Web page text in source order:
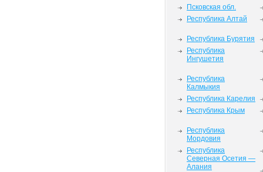
Псковская обл.
Республика Алтай
Республика Бурятия
Республика
Ингушетия
Республика
Калмыкия
Республика Карелия
Республика Крым
Республика
Мордовия
Республика
Северная Осетия —
Алания